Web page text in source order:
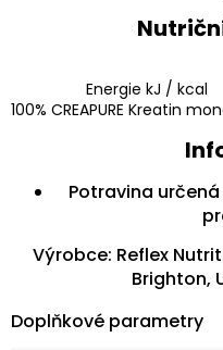
Energie kJ / kcal
100% CREAPURE Kreatin
Potravina
Výrobce: Reflex
Brighton,
Doplňkové parametry